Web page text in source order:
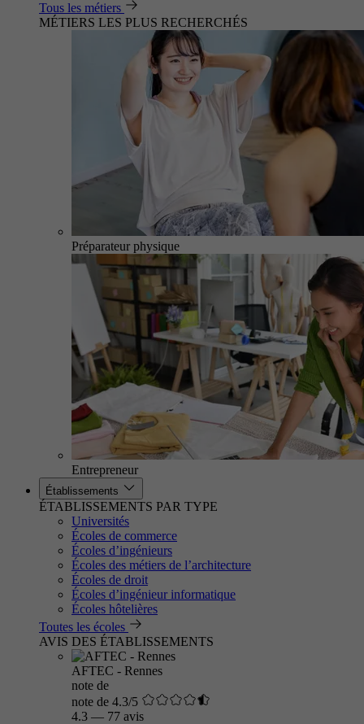
Tous les métiers
MÉTIERS LES PLUS RECHERCHÉS
Préparateur physique
Entrepreneur
Établissements
ÉTABLISSEMENTS PAR TYPE
Universités
Écoles de commerce
Écoles d’ingénieurs
Écoles des métiers de l’architecture
Écoles de droit
Écoles d’ingénieur informatique
Écoles hôtelières
Toutes les écoles
AVIS DES ÉTABLISSEMENTS
AFTEC - Rennes
note de
note de 4.3/5
4.3 — 77 avis